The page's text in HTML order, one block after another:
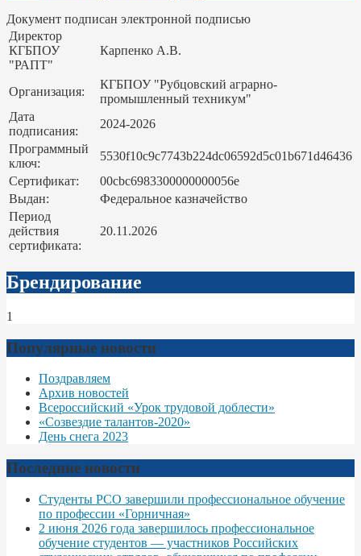
Документ подписан электронной подписью
Директор
КГБПОУ
"РАПТ"
Карпенко А.В.
Организация:
КГБПОУ "Рубцовский аграрно-
промышленный техникум"
Дата
подписания:
2024-2026
Программный
ключ:
5530f10c9c7743b224dc06592d5c01b671d46436
Сертификат:
00cbc6983300000000056e
Выдан:
Федеральное казначейство
Период
действия
сертификата:
20.11.2026
Брендирование
1
Популярные новости
Поздравляем
Архив новостей
Всероссийский «Урок трудовой доблести»
«Созвездие талантов-2020»
День снега 2023
Последние новости
Студенты РСО завершили профессиональное обучение
по профессии «Горничная»
2 июня 2026 года завершилось профессиональное
обучение студентов — участников Российских